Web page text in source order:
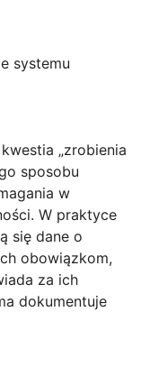
systemu
„zrobienia
sposobu
w
W praktyce
się dane o
obowiązkom,
za ich
dokumentuje